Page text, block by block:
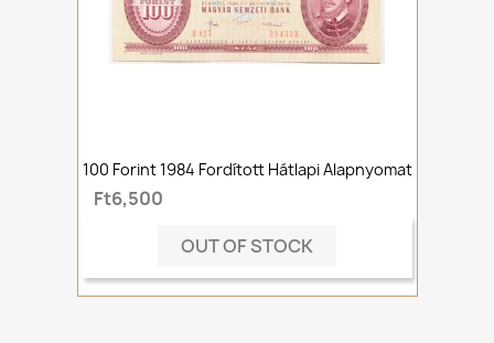
100 Forint 1984 Fordított Hátlapi Alapnyomat
Ft6,500
OUT OF STOCK